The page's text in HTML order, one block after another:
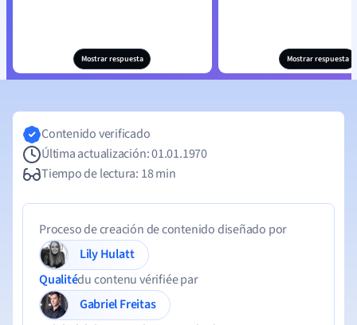
Mostrar respuesta Mostrar respuesta
Contenido verificado
Última actualización: 01.01.1970
Tiempo de lectura: 18 min
Proceso de creación de contenido diseñado por
Lily Hulatt
Qualitédu contenu vérifiée par
Gabriel Freitas